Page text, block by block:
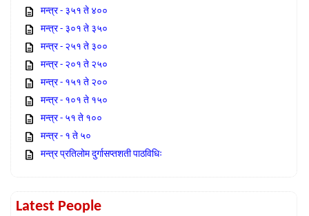
मन्त्र - ३५१ ते ४००
मन्त्र - ३०१ ते ३५०
मन्त्र - २५१ ते ३००
मन्त्र - २०१ ते २५०
मन्त्र - १५१ ते २००
मन्त्र - १०१ ते १५०
मन्त्र - ५१ ते १००
मन्त्र - १ ते ५०
मन्त्र प्रतिलोम दुर्गासप्तशती पाठविधिः
Latest People